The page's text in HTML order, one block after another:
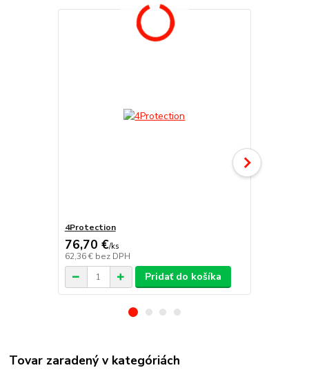
4Protection
76,70 €/ks
62,36 € bez DPH
Pridať do košíka
Tovar zaradený v kategóriách